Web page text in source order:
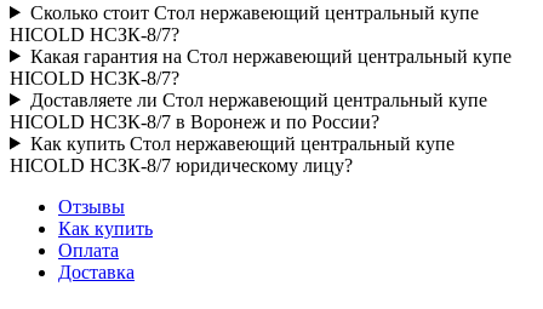
Сколько стоит Стол нержавеющий центральный купе
HICOLD НСЗК-8/7?
Какая гарантия на Стол нержавеющий центральный купе
HICOLD НСЗК-8/7?
Доставляете ли Стол нержавеющий центральный купе
HICOLD НСЗК-8/7 в Воронеж и по России?
Как купить Стол нержавеющий центральный купе
HICOLD НСЗК-8/7 юридическому лицу?
Отзывы
Как купить
Оплата
Доставка